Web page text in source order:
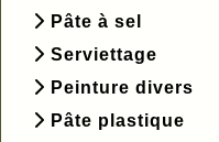
Pâte à sel
Serviettage
Peinture divers
Pâte plastique